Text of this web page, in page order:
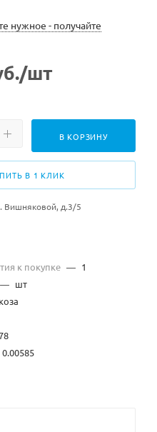
нужное - получайте
/шт
В КОРЗИНУ
В 1 КЛИК
Вишняковой, д.3/5
к покупке — 1
— шт
0.00585